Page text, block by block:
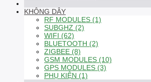
KHÔNG DÂY
RF MODULES (1)
SUBGHZ (2)
WIFI (62)
BLUETOOTH (2)
ZIGBEE (8)
GSM MODULES (10)
GPS MODULES (3)
PHỤ KIỆN (1)